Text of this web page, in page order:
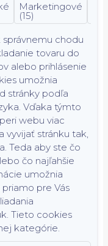
Marketingové
(15)
chodu
tovaru do
alebo prihlásenie
umožnia
stránky podľa
Vďaka týmto
webu viac
vyvijať stránku tak,
Teda aby ste čo
čo najľahšie
umožnia
pre Vás
Tieto cookies
kategórie.